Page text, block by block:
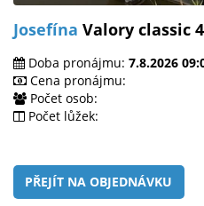
Josefína Valory classic
Doba pronájmu: 7.8.2026
Cena pronájmu:
Počet osob:
Počet lůžek:
PŘEJÍT NA OBJEDNÁVKU